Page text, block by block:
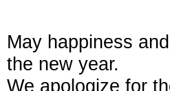
May happiness
the new year.
We apologize for